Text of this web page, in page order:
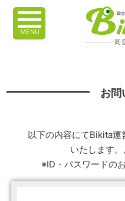
MENU
お問
以下の内容にてBikita運
いたします
※ID・パスワードの